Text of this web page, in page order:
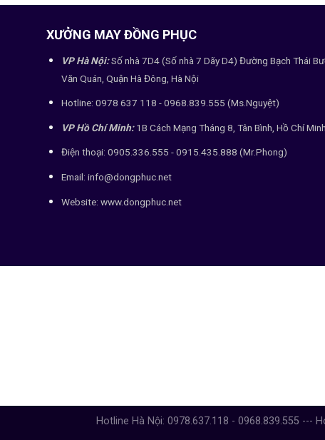
XƯỞNG MAY ĐỒNG PHỤC
VP Hà Nội:Số nhà 7D4 (Số nhà 7 Dãy D4) Đường Bạch Thái
Văn Quán, Quận Hà Đông, Hà Nội
Hotline: 0978 637 118 - 0968.839.555 (Ms.Nguyệt)
VP Hồ Chí Minh:1B Cách Mạng Tháng 8, Tân Bình, Hồ Chí
Điện thoại: 0905.336.555 - 0915.435.888 (Mr.Phong)
Email: info@dongphuc.net
Website:www.dongphuc.net
Hotline Hà Nội: 0978.637.118 - 0968.839.555 ---